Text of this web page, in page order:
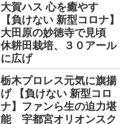
大賀ハス 心を癒やす
【負けない 新型コロナ】
大田原の妙徳寺で見頃
休耕田栽培、３０アール
に広げ
栃木プロレス元気に旗揚
げ 【負けない 新型コロ
ナ】ファンら生の迫力堪
能 宇都宮オリオンスク